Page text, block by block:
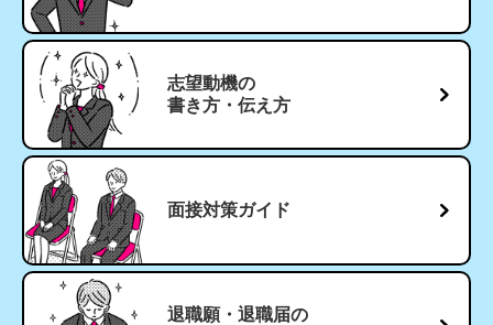
志望動機の
書き方・伝え方
面接対策ガイド
退職願・退職届の